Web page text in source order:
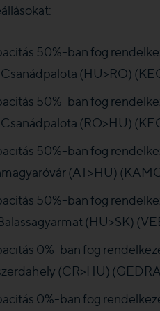
50%-ban fog
(HU>RO)
50%-ban fog
(RO>HU)
50%-ban fog
(AT>HU)
50%-ban fog
(HU>SK)
0%-ban fog
(CR>HU)
0%-ban fog